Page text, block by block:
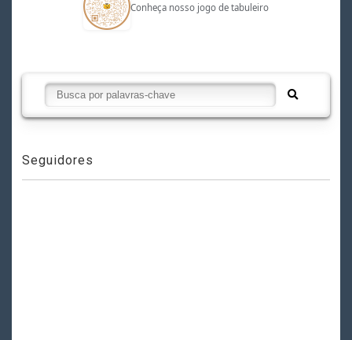
Conheça nosso jogo de tabuleiro
Seguidores